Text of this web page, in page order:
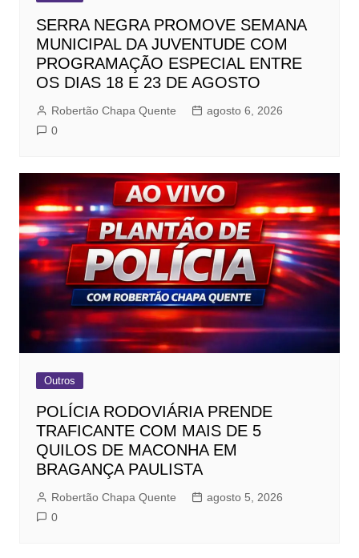
SERRA NEGRA PROMOVE SEMANA
MUNICIPAL DA JUVENTUDE COM
PROGRAMAÇÃO ESPECIAL ENTRE
OS DIAS 18 E 23 DE AGOSTO
Robertão Chapa Quente
agosto 6, 2026
0
Outros
POLÍCIA RODOVIÁRIA PRENDE
TRAFICANTE COM MAIS DE 5
QUILOS DE MACONHA EM
BRAGANÇA PAULISTA
Robertão Chapa Quente
agosto 5, 2026
0